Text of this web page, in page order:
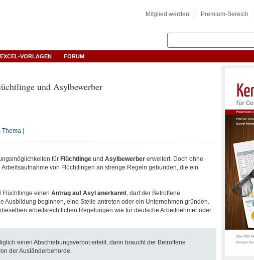
Mitglied werden Premium-Bereich
EXCEL-VORLAGEN FORUM
und Asylbewerber
Thema
für Flüchtlingeund Asylbewerbererweitert. Doch ohne
von Flüchtlingen an strenge Regeln gebunden, die ein
Flüchtlinge einen Antrag auf Asyl anerkannt, darf der Betroffene
Ausbildung beginnen, eine Stelle antreten oder ein Unternehmen gründen.
arbeitsrechtlichen Regelungen wie für deutsche Arbeitnehmer oder
einen Abschiebungsverbot erteilt, dann braucht der Betroffene
der Ausländerbehörde.